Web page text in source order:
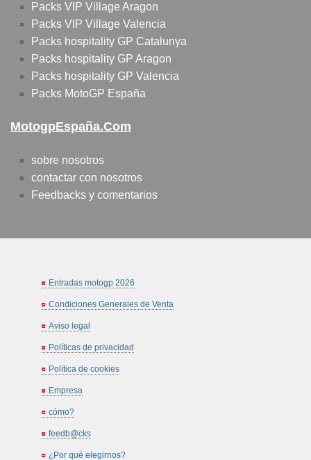
Packs VIP Village Aragon
Packs VIP Village Valencia
Packs hospitality GP Catalunya
Packs hospitality GP Aragon
Packs hospitality GP Valencia
Packs MotoGP España
MotogpEspaña.com
sobre nosotros
contactar con nosotros
Feedbacks y comentarios
Entradas motogp 2026
Condiciones Generales de Venta
Aviso legal
Políticas de privacidad
Política de cookies
Empresa
cómo?
feedb@cks
¿Por qué elegirnos?